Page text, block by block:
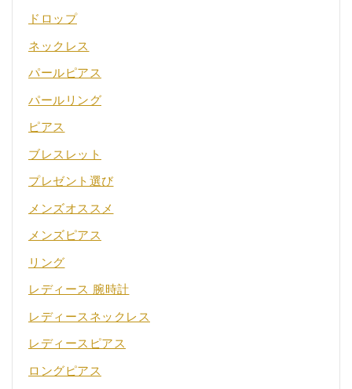
ドロップ
ネックレス
パールピアス
パールリング
ピアス
ブレスレット
プレゼント選び
メンズオススメ
メンズピアス
リング
レディース 腕時計
レディースネックレス
レディースピアス
ロングピアス